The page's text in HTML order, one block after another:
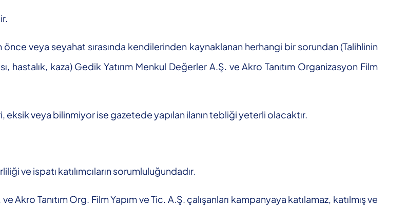
veya seyahat sırasında kendilerinden kaynaklanan herhangi bir sorundan (Talihlinin
hastalık, kaza) Gedik Yatırım Menkul Değerler A.Ş. ve Akro Tanıtım Organizasyon Film
eksik veya bilinmiyor ise gazetede yapılan ilanın tebliği yeterli olacaktır.
ve ispatı katılımcıların sorumluluğundadır.
Akro Tanıtım Org. Film Yapım ve Tic. A.Ş. çalışanları kampanyaya katılamaz, katılmış ve